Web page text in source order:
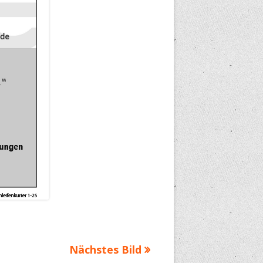
Nächstes Bild